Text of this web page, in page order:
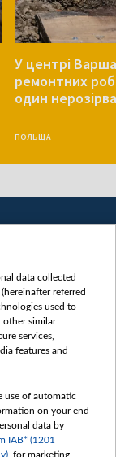
У центрі
ремонтних
один
ПОЛЬЩА
data collected
referred
used to
other similar
services,
features and
use of automatic
on your end
data by
IAB* (1201
, for marketing